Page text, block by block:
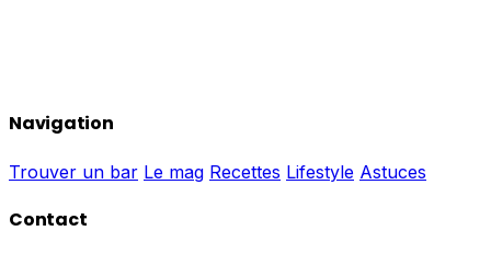
Navigation
Trouver un bar Le mag Recettes Lifestyle Astuces
Contact